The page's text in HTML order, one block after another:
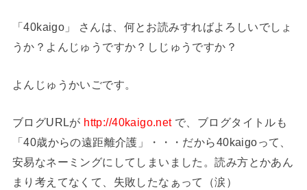
「40kaigo」 さんは、何とお読みすればよろしいでしょ
うか？よんじゅうですか？しじゅうですか？
よんじゅうかいごです。
ブログURLが http://40kaigo.net で、ブログタイトルも
「40歳からの遠距離介護」・・・だから40kaigoって、
安易なネーミングにしてしまいました。読み方とかあん
まり考えてなくて、失敗したなぁって（涙）